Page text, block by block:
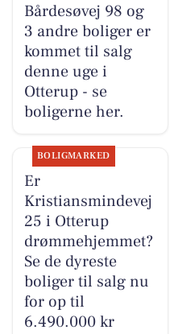
Bårdesøvej 98 og
3 andre boliger er
kommet til salg
denne uge i
Otterup - se
boligerne her.
BOLIGMARKED
Er
Kristiansmindevej
25 i Otterup
drømmehjemmet?
Se de dyreste
boliger til salg nu
for op til
6.490.000 kr